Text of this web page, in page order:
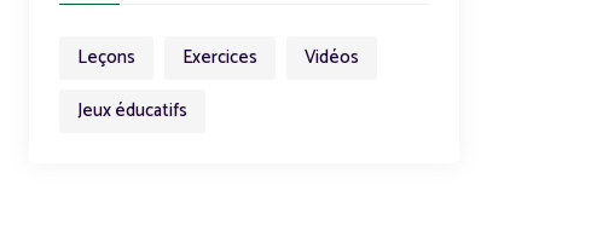
Leçons Exercices
Vidéos
Jeux éducatifs